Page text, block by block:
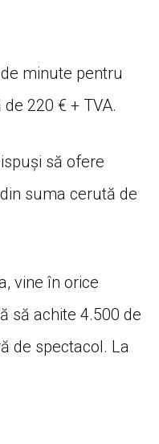
minute pentru
220 € + TVA.
să ofere
suma cerută de
vine în orice
să achite 4.500 de
de spectacol. La